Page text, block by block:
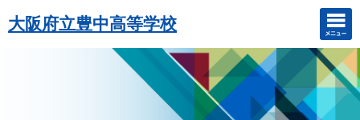
大阪府立豊中高等学校